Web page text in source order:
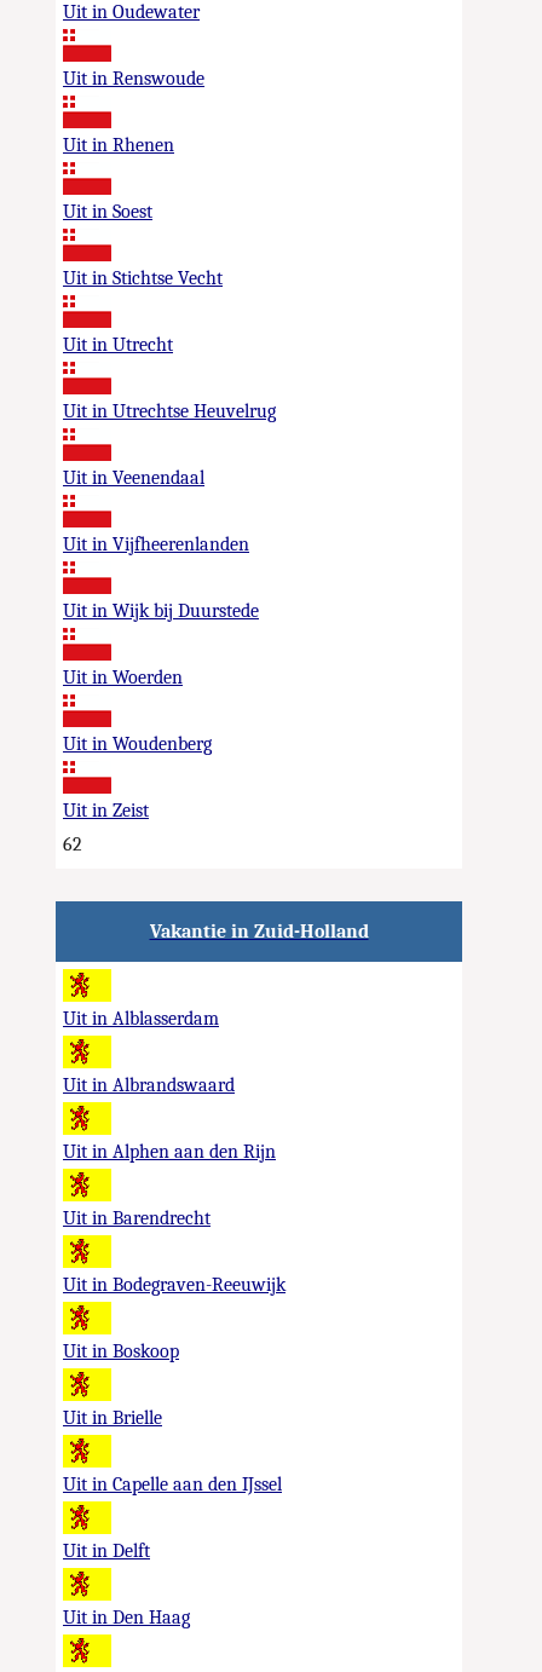
Uit in Oudewater
Uit in Renswoude
Uit in Rhenen
Uit in Soest
Uit in Stichtse Vecht
Uit in Utrecht
Uit in Utrechtse Heuvelrug
Uit in Veenendaal
Uit in Vijfheerenlanden
Uit in Wijk bij Duurstede
Uit in Woerden
Uit in Woudenberg
Uit in Zeist
62
Vakantie in Zuid-Holland
Uit in Alblasserdam
Uit in Albrandswaard
Uit in Alphen aan den Rijn
Uit in Barendrecht
Uit in Bodegraven-Reeuwijk
Uit in Boskoop
Uit in Brielle
Uit in Capelle aan den IJssel
Uit in Delft
Uit in Den Haag